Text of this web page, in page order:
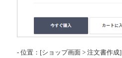
- 位置：[ショップ画面 > 注文書作成]